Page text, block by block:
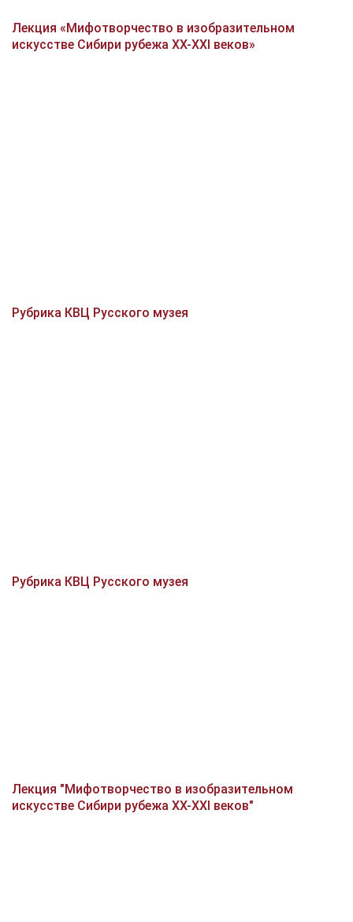
Лекция «Мифотворчество в изобразительном
искусстве Сибири рубежа XX-XXI веков»
Рубрика КВЦ Русского музея
Рубрика КВЦ Русского музея
Лекция "Мифотворчество в изобразительном
искусстве Сибири рубежа XX-XXI веков"